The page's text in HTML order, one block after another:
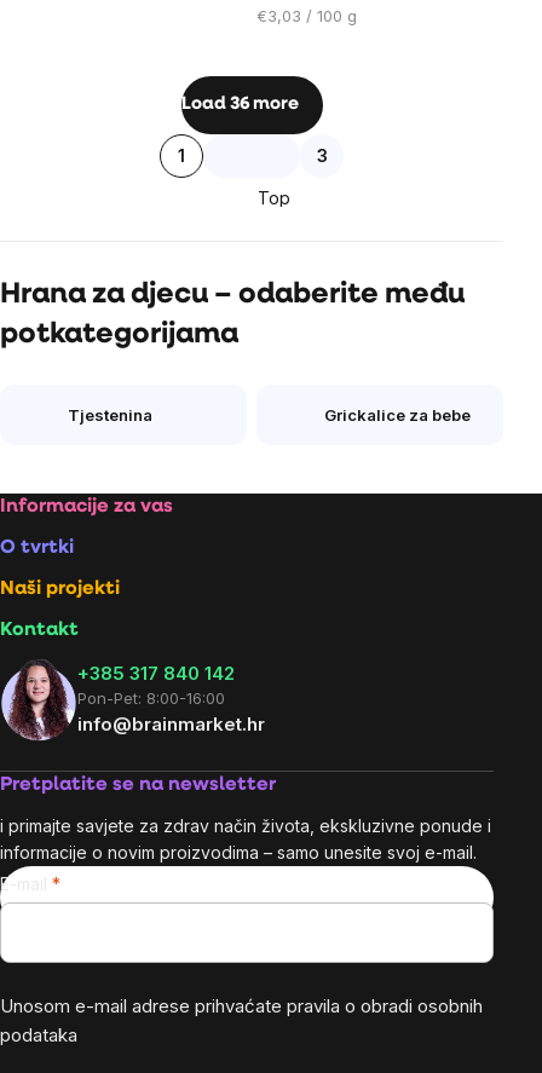
Cijena
€3,03 / 100 g
Listing
controls
Load 36 more
Pagination
1 3
Top
Hrana za djecu – odaberite među
potkategorijama
Tjestenina Grickalice za bebe
Footer
Informacije za vas
O tvrtki
Naši projekti
Kontakt
+385 317 840 142
Pon-Pet: 8:00-16:00
info@brainmarket.hr
Pretplatite se na newsletter
i primajte savjete za zdrav način života, ekskluzivne ponude i
informacije o novim proizvodima – samo unesite svoj e-mail.
E-mail
Unosom e-mail adrese prihvaćate pravila o obradi osobnih
podataka